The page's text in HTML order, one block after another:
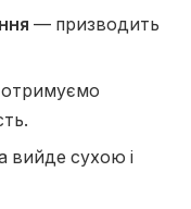
— призводить
вийде сухою і